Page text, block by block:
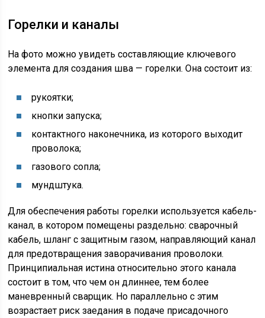
Горелки и каналы
На фото можно увидеть составляющие ключевого
элемента для создания шва — горелки. Она состоит из:
рукоятки;
кнопки запуска;
контактного наконечника, из которого выходит
проволока;
газового сопла;
мундштука.
Для обеспечения работы горелки используется кабель-
канал, в котором помещены раздельно: сварочный
кабель, шланг с защитным газом, направляющий канал
для предотвращения заворачивания проволоки.
Принципиальная истина относительно этого канала
состоит в том, что чем он длиннее, тем более
маневренный сварщик. Но параллельно с этим
возрастает риск заедания в подаче присадочного